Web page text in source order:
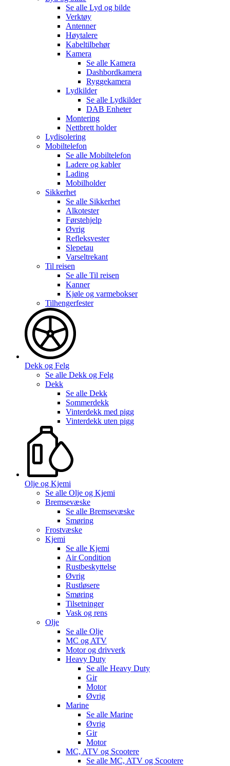
Se alle Lyd og bilde
Verktøy
Antenner
Høytalere
Kabeltilbehør
Kamera
Se alle Kamera
Dashbordkamera
Ryggekamera
Lydkilder
Se alle Lydkilder
DAB Enheter
Montering
Nettbrett holder
Lydisolering
Mobiltelefon
Se alle Mobiltelefon
Ladere og kabler
Lading
Mobilholder
Sikkerhet
Se alle Sikkerhet
Alkotester
Førstehjelp
Øvrig
Refleksvester
Slepetau
Varseltrekant
Til reisen
Se alle Til reisen
Kanner
Kjøle og varmebokser
Tilhengerfester
Dekk og Felg
Se alle Dekk og Felg
Dekk
Se alle Dekk
Sommerdekk
Vinterdekk med pigg
Vinterdekk uten pigg
Olje og Kjemi
Se alle Olje og Kjemi
Bremsevæske
Se alle Bremsevæske
Smøring
Frostvæske
Kjemi
Se alle Kjemi
Air Condition
Rustbeskyttelse
Øvrig
Rustløsere
Smøring
Tilsetninger
Vask og rens
Olje
Se alle Olje
MC og ATV
Motor og drivverk
Heavy Duty
Se alle Heavy Duty
Gir
Motor
Øvrig
Marine
Se alle Marine
Øvrig
Gir
Motor
MC, ATV og Scootere
Se alle MC, ATV og Scootere